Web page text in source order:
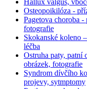
Hallux valgus,
Osteopoikilóza -
Pagetova choroba
fotografie
Skokanské koleno
léčba
Ostruha paty, patní
obrázek, fotografie
Syndrom dívčího
projevy, sytmptomy